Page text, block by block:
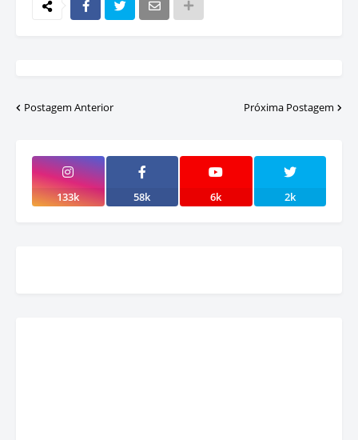
Postagem Anterior Próxima Postagem
133k 58k 6k 2k